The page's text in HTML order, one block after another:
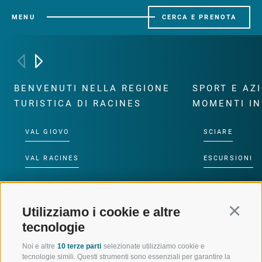
Utilizziamo i cookie e altre
tecnologie
Noi e altre 10 terze parti selezionate utilizziamo cookie e
tecnologie simili. Questi strumenti sono essenziali per garantire la
MENU CERCA E PRENOTA
BENVENUTI NELLA REGIONE
TURISTICA DI RACINES
VAL GIOVO
VAL RACINES
VAL RIDANNA
IMPIANTI DI RISALITA
SCUOLA DI SCI RACINES
SPORT E
MOMENTI
SCIARE
ESCURSIONI
ALTA